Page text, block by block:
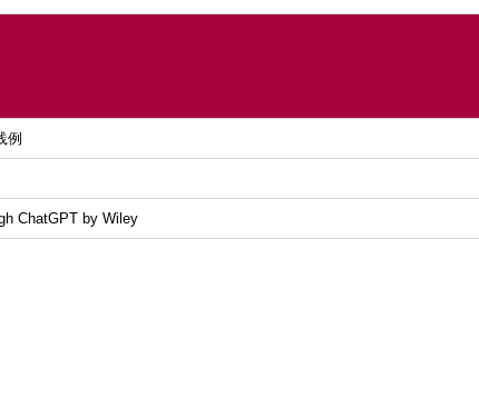
例
ChatGPT by Wiley